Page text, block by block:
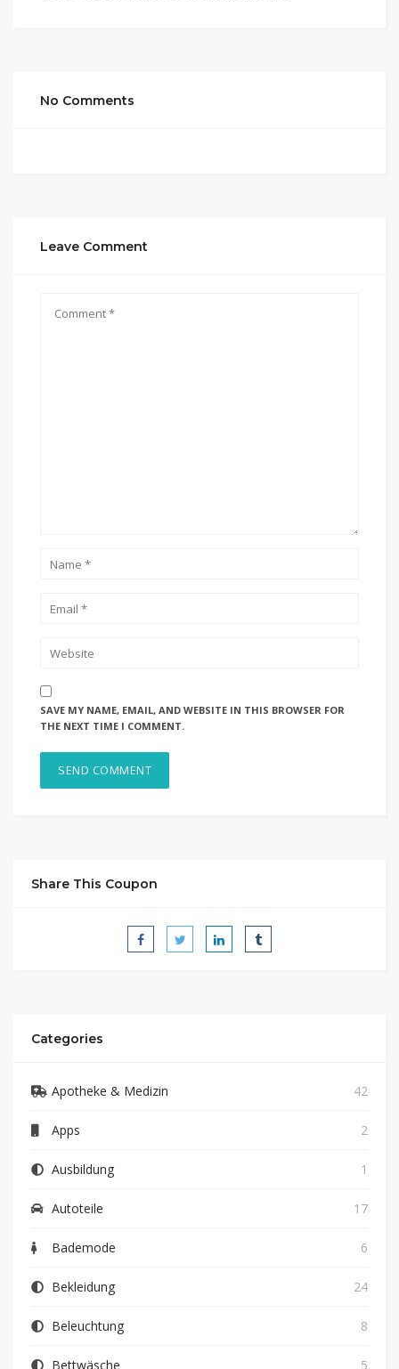
No Comments
Leave Comment
SAVE MY NAME, EMAIL, AND WEBSITE IN THIS BROWSER FOR
THE NEXT TIME I COMMENT.
Share This Coupon
Categories
Apotheke & Medizin 42
Apps 2
Ausbildung 1
Autoteile 17
Bademode 6
Bekleidung 24
Beleuchtung 8
Bettwäsche 5